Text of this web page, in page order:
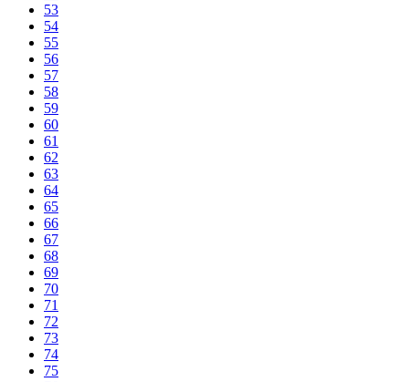
53
54
55
56
57
58
59
60
61
62
63
64
65
66
67
68
69
70
71
72
73
74
75